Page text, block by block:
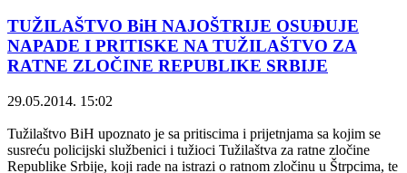
TUŽILAŠTVO BiH NAJOŠTRIJE OSUĐUJE
NAPADE I PRITISKE NA TUŽILAŠTVO ZA
RATNE ZLOČINE REPUBLIKE SRBIJE
29.05.2014. 15:02
Tužilaštvo BiH upoznato je sa pritiscima i prijetnjama sa kojim se
susreću policijski službenici i tužioci Tužilaštva za ratne zločine
Republike Srbije, koji rade na istrazi o ratnom zločinu u Štrpcima, te